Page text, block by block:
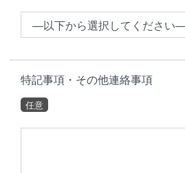
特記事項・その他連絡事項
任意